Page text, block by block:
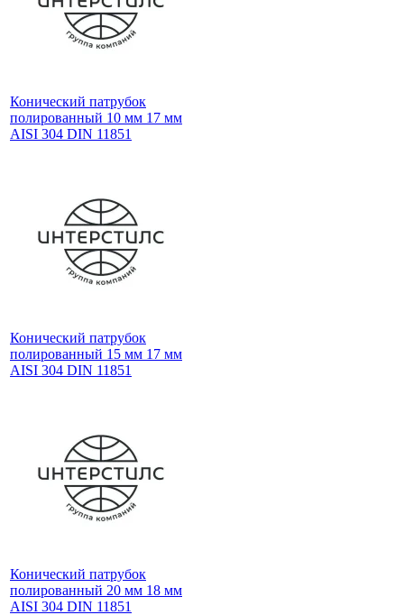
Конический патрубок
полированный 10 мм 17 мм
AISI 304 DIN 11851
Конический патрубок
полированный 15 мм 17 мм
AISI 304 DIN 11851
Конический патрубок
полированный 20 мм 18 мм
AISI 304 DIN 11851